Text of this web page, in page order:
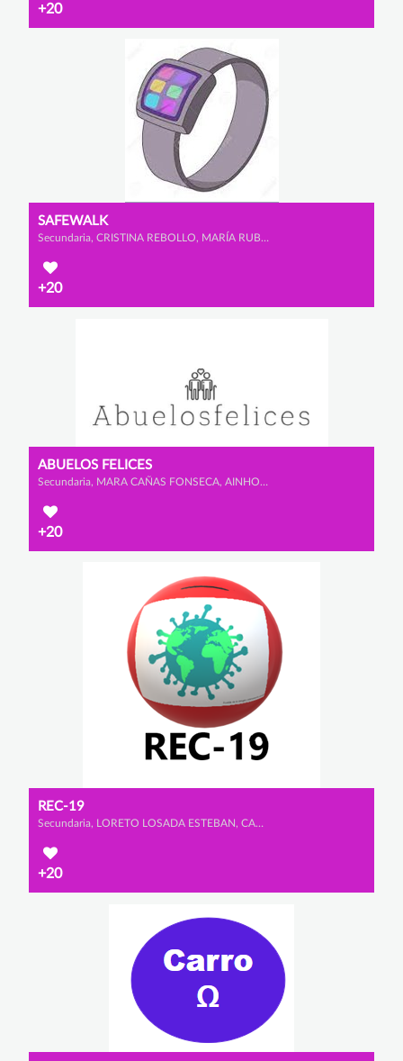
+20
SAFEWALK
Secundaria, CRISTINA REBOLLO, MARÍA RUBIO y ALLEGRA MEAZZA
+20
ABUELOS FELICES
Secundaria, MARA CAÑAS FONSECA, AINHOA MATUTE PORRAS y LUCÍA ÁLVAREZ OSORIO
+20
REC-19
Secundaria, LORETO LOSADA ESTEBAN, CANDELA RODRÍGUEZ ESTEBAN y LUCÍA VELÁZQUEZ BAENA
+20